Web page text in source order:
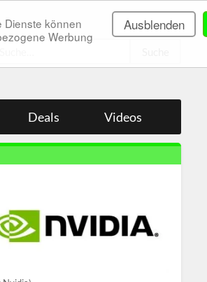
Ausblenden
Dienste können
Werbung
Deals Videos